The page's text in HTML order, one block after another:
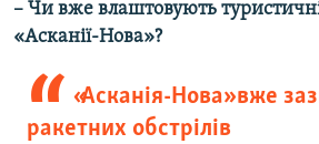
– Чи вже влаштовують туристичні
«Асканії-Нова»?
«Асканія-Нова» вже
ракетних обстрілів